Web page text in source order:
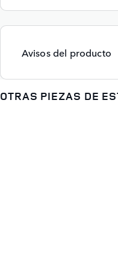
Avisos del producto
OTRAS PIEZAS DE